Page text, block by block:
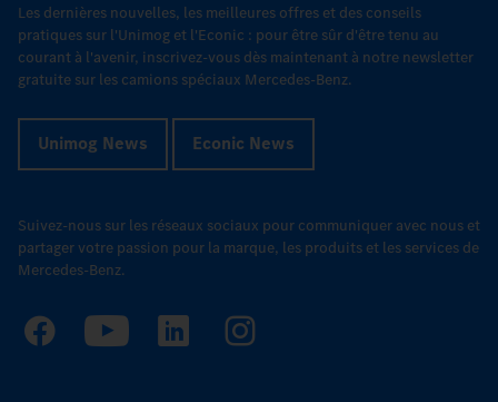
Les dernières nouvelles, les meilleures offres et des conseils
pratiques sur l'Unimog et l'Econic : pour être sûr d'être tenu au
courant à l'avenir, inscrivez-vous dès maintenant à notre newsletter
gratuite sur les camions spéciaux Mercedes-Benz.
Unimog News Econic News
Suivez-nous sur les réseaux sociaux pour communiquer avec nous et
partager votre passion pour la marque, les produits et les services de
Mercedes-Benz.